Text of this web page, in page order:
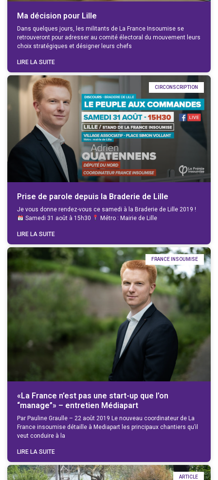
Ma décision pour Lille
Dans quelques jours, les militants de La France Insoumise se
retrouveront pour adresser au comité électoral du mouvement leurs
choix stratégiques et désigner leurs chefs
LIRE LA SUITE
CIRCONSCRIPTION
Prise de parole depuis la Braderie de Lille
Je vous donne rendez-vous ce samedi à la Braderie de Lille 2019 !
Samedi 31 août à 15h30
Métro : Mairie de Lille
LIRE LA SUITE
FRANCE INSOUMISE
«La France n’est pas une start-up que l’on
“manage”» – entretien Médiapart
Par Pauline Graulle – 22 août 2019 Le nouveau coordinateur de La
France insoumise détaille à Mediapart les principaux chantiers qu’il
veut conduire à la
LIRE LA SUITE
ARTICLE